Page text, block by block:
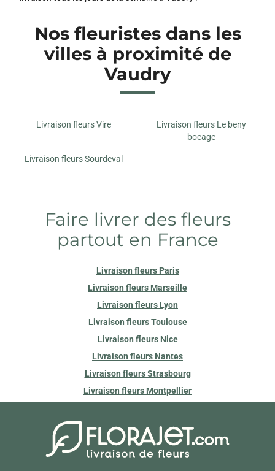
Nos fleuristes dans les
villes à proximité de
Vaudry
Livraison fleurs Vire
Livraison fleurs Le beny
bocage
Livraison fleurs Sourdeval
Faire livrer des fleurs
partout en France
Livraison fleurs Paris
Livraison fleurs Marseille
Livraison fleurs Lyon
Livraison fleurs Toulouse
Livraison fleurs Nice
Livraison fleurs Nantes
Livraison fleurs Strasbourg
Livraison fleurs Montpellier